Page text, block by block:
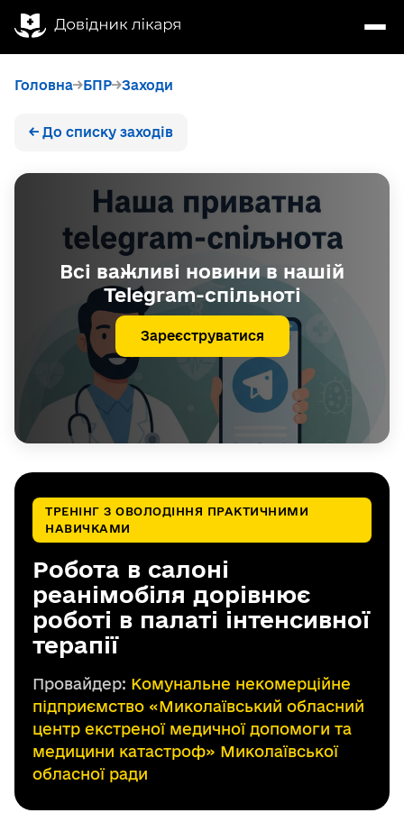
Головна БПР Заходи
← До списку заходів
Всі важливі новини в нашій
Telegram-спільноті
Зареєструватися
ТРЕНІНГ З ОВОЛОДІННЯ ПРАКТИЧНИМИ
НАВИЧКАМИ
Робота в салоні
реанімобіля дорівнює
роботі в палаті інтенсивної
терапії
Провайдер: Комунальне некомерційне
підприємство «Миколаївський обласний
центр екстреної медичної допомоги та
медицини катастроф» Миколаївської
обласної ради